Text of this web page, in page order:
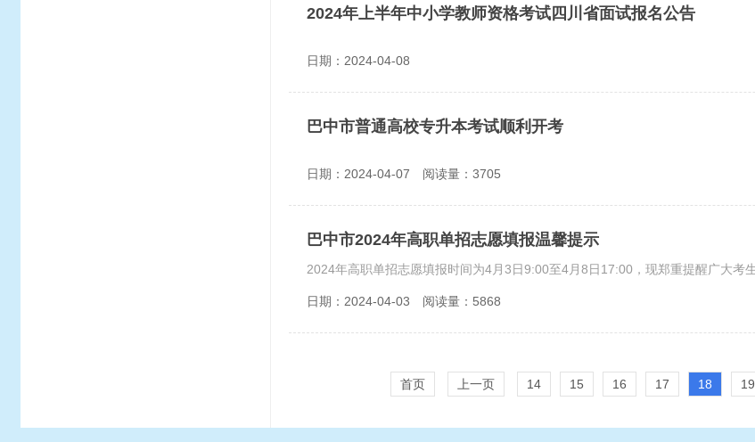
2024年上半年中小学教师资格考试四川省面试报名公告
日期：2024-04-08
巴中市普通高校专升本考试顺利开考
日期：2024-04-07 阅读量：3705
巴中市2024年高职单招志愿填报温馨提示
日期：2024-04-03 阅读量：5868
首页 上一页 14 15 16 17 18 19